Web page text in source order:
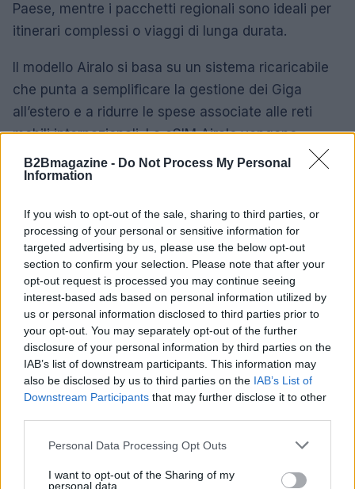
B2Bmagazine - Do Not Process My Personal
Information
If you wish to opt-out of the sale, sharing to third parties, or
processing of your personal or sensitive information for
targeted advertising by us, please use the below opt-out
section to confirm your selection. Please note that after your
opt-out request is processed you may continue seeing
interest-based ads based on personal information utilized by
us or personal information disclosed to third parties prior to
your opt-out. You may separately opt-out of the further
disclosure of your personal information by third parties on the
IAB’s list of downstream participants. This information may
also be disclosed by us to third parties on the IAB’s List of
Downstream Participants that may further disclose it to other
Please note that this website/app uses one or more Google
not limited to your visit or usage behaviour. You may click to
Personal Data Processing Opt Outs
I want to opt-out of the Sharing of my
personal data.
Paese, mentre i pacchetti regionali sono ideali per
itinerari complessi o viaggi di lunga durata.
Il modello Airalo si basa su un sistema ricaricabile
che punta a semplificare la gestione dei Giga
all’estero e a ridurre le spese associate alle reti
mobili internazionali. Le eSIM Airalo vengono
acquistate tramite applicazione mobile e associate
direttamente al dispositivo compatibile.
Holafly: internet illimitato per chi non vuole
limiti di Giga
Holafly ha costruito la propria identità attorno alla
connettività senza limiti, offrendo eSIM
internazionali dedicate sia a singoli Paesi sia a
intere regioni. La piattaforma propone piani con dati
illimitati, ideali per chi desidera evitare il
monitoraggio continuo dei consumi dati.
pensati per chi rimane all’estero oltre trenta giorni o
si sposta frequentemente tra più Paesi. La